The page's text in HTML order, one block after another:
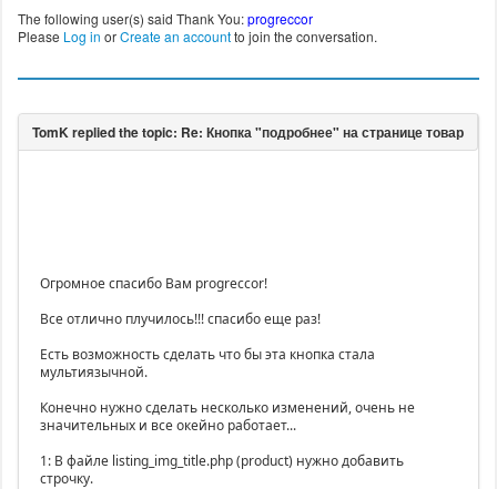
The following user(s) said Thank You:progreccor
Please Log in orCreate an accountto join the conversation.
Огромное спасибо Вам progreccor!
Все отлично плучилось!!! спасибо еще раз!
Есть возможность сделать что бы эта кнопка стала
мультиязычной.
Конечно нужно сделать несколько изменений, очень не
значительных и все окейно работает...
1: В файле listing_img_title.php (product) нужно добавить
строчку.